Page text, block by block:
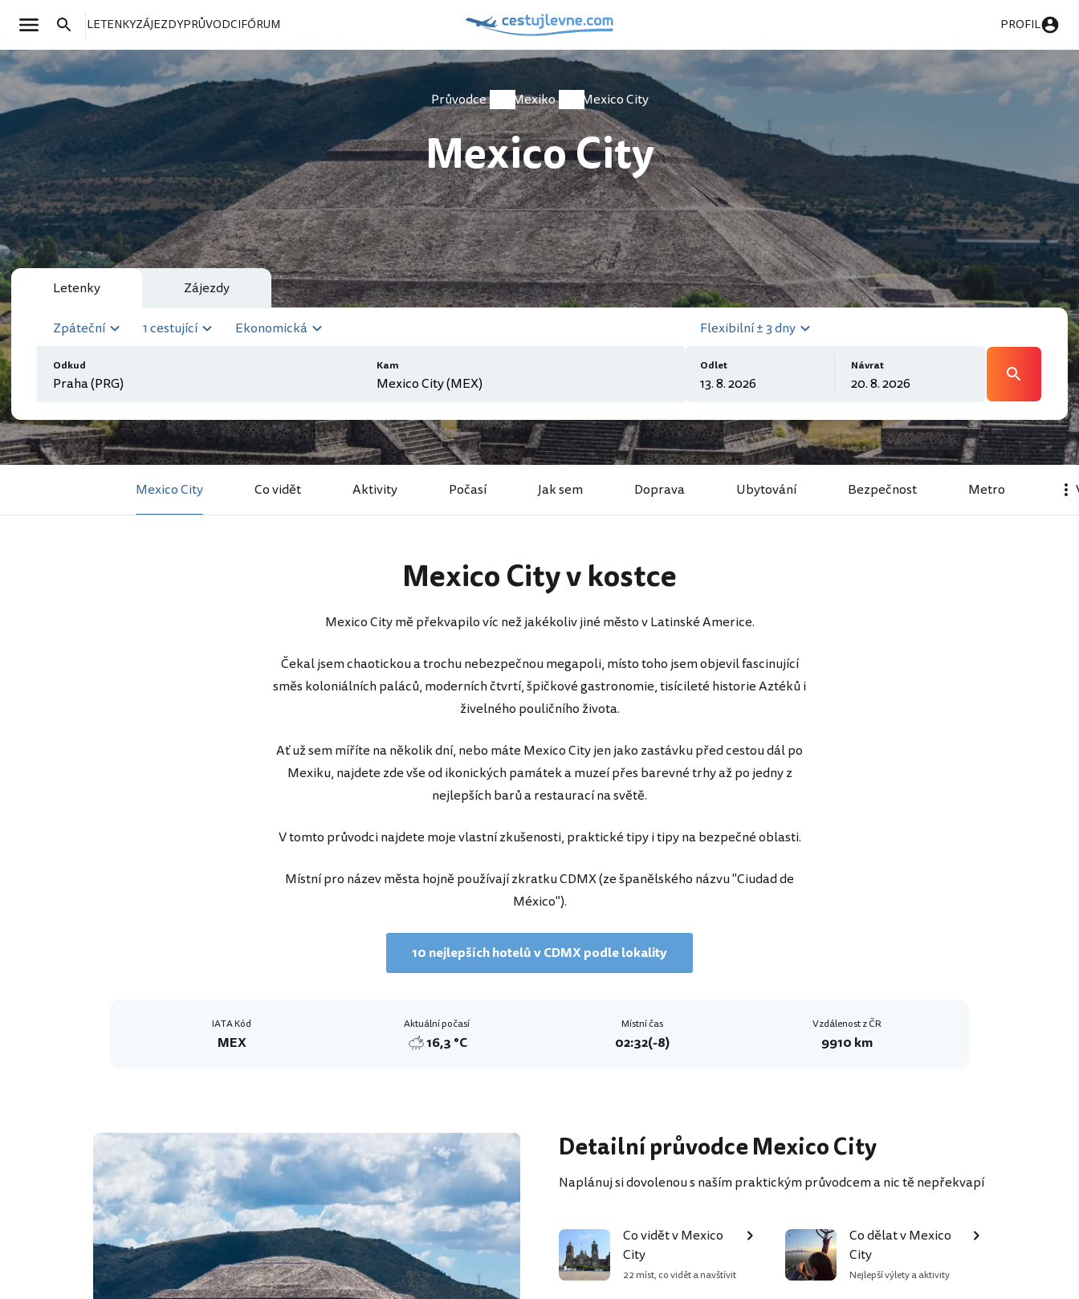
LETENKYZÁJEZDYPRŮVODCIFÓRUM PROFIL
Průvodce Mexiko Mexico City
Mexico City
Letenky Zájezdy
Zpáteční 1 cestující Ekonomická
Odkud Kam
Flexibilní ± 3 dny
Odlet Návrat
Mexico City Co vidět Aktivity Počasí Jak sem Doprava Ubytování Bezpečnost Metro
Mexico City v kostce
Mexico City mě překvapilo víc než jakékoliv jiné město v Latinské Americe.
Čekal jsem chaotickou a trochu nebezpečnou megapoli, místo toho jsem objevil fascinující
směs koloniálních paláců, moderních čtvrtí, špičkové gastronomie, tisícileté historie Aztéků i
živelného pouličního života.
Ať už sem míříte na několik dní, nebo máte Mexico City jen jako zastávku před cestou dál po
Mexiku, najdete zde vše od ikonických památek a muzeí přes barevné trhy až po jedny z
nejlepších barů a restaurací na světě.
V tomto průvodci najdete moje vlastní zkušenosti, praktické tipy i tipy na bezpečné oblasti.
Místní pro název města hojně používají zkratku CDMX (ze španělského názvu "Ciudad de
México").
10 nejlepších hotelů v CDMX podle lokality
IATA Kód
MEX
Aktuální počasí
16,3 °C
Místní čas
02:32(-8)
Vzdálenost z ČR
9910 km
Detailní průvodce Mexico City
Naplánuj si dovolenou s naším praktickým průvodcem a nic tě nepřekvapí
Co vidět v Mexico
City
22 míst, co vidět a navštívit
Co dělat v Mexico
City
Nejlepší výlety a aktivity